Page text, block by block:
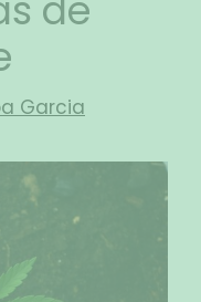
Garcia